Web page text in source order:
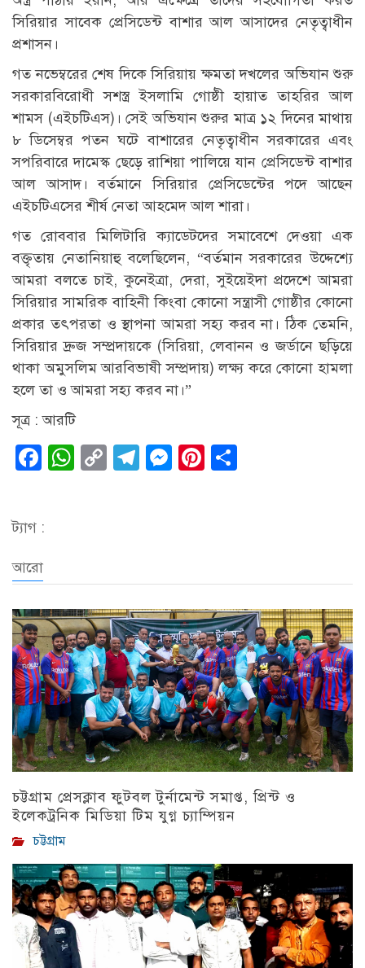
সিরিয়ার সাবেক প্রেসিডেন্ট বাশার আল আসাদের নেতৃত্বাধীন
প্রশাসন।
গত নভেম্বরের শেষ দিকে সিরিয়ায় ক্ষমতা দখলের অভিযান শুরু
সরকারবিরোধী সশস্ত্র ইসলামি গোষ্ঠী হায়াত তাহরির আল
শামস (এইচটিএস)। সেই অভিযান শুরুর মাত্র ১২ দিনের মাথায়
৮ ডিসেম্বর পতন ঘটে বাশারের নেতৃত্বাধীন সরকারের এবং
সপরিবারে দামেস্ক ছেড়ে রাশিয়া পালিয়ে যান প্রেসিডেন্ট বাশার
আল আসাদ। বর্তমানে সিরিয়ার প্রেসিডেন্টের পদে আছেন
এইচটিএসের শীর্ষ নেতা আহমেদ আল শারা।
গত রোববার মিলিটারি ক্যাডেটদের সমাবেশে দেওয়া এক
বক্তৃতায় নেতানিয়াহু বলেছিলেন, “বর্তমান সরকারের উদ্দেশ্যে
আমরা বলতে চাই, কুনেইত্রা, দেরা, সুইয়েইদা প্রদেশে আমরা
সিরিয়ার সামরিক বাহিনী কিংবা কোনো সন্ত্রাসী গোষ্ঠীর কোনো
প্রকার তৎপরতা ও স্থাপনা আমরা সহ্য করব না। ঠিক তেমনি,
সিরিয়ার দ্রুজ সম্প্রদায়কে (সিরিয়া, লেবানন ও জর্ডানে ছড়িয়ে
থাকা অমুসলিম আরবিভাষী সম্প্রদায়) লক্ষ্য করে কোনো হামলা
হলে তা ও আমরা সহ্য করব না।”
সূত্র : আরটি
Facebook
WhatsApp
CopyTelegram
Messenger
Pinterest
ট্যাগ :
আরো
চট্টগ্রাম প্রেসক্লাব ফুটবল টুর্নামেন্ট সমাপ্ত, প্রিন্ট ও
ইলেকট্রনিক মিডিয়া টিম যুগ্ন চ্যাম্পিয়ন
চট্টগ্রাম